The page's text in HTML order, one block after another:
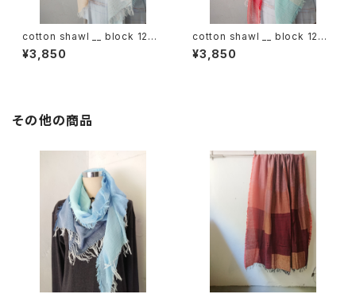
cotton shawl __ block 120
朝朗w
¥3,850
cotton shawl __ block 120
春曙w
¥3,850
その他の商品